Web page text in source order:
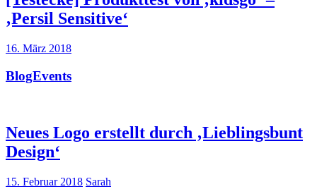
‚Persil Sensitive‘
16. März 2018
BlogEvents
Neues Logo erstellt durch ‚Lieblingsbunt
Design‘
15. Februar 2018 Sarah